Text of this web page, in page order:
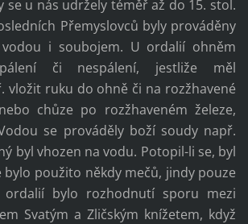
se u nás udržely téměř až do 15. stol.
Přemyslovců byly prováděny
i soubojem. U ordalií ohněm
či nespálení, jestliže měl
vložit ruku do ohně či na rozžhavené
chůze po rozžhaveném železe,
se prováděly boží soudy např.
byl vhozen na vodu. Potopil-li se, byl
bylo použito někdy mečů, jindy pouze
ordalií bylo rozhodnutí sporu mezi
Svatým a Zličským knížetem, když